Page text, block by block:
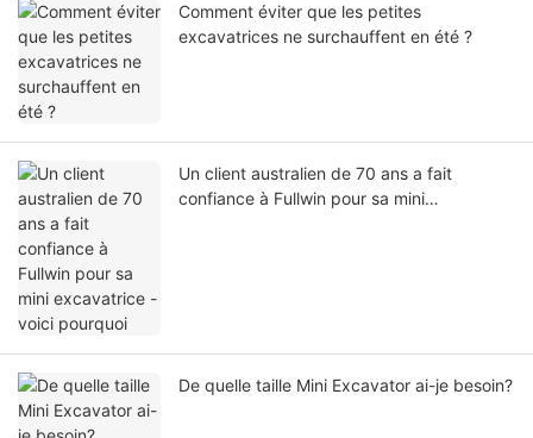
Comment éviter que les petites
excavatrices ne surchauffent en été ?
Un client australien de 70 ans a fait
confiance à Fullwin pour sa mini
De quelle taille Mini Excavator ai-je besoin?